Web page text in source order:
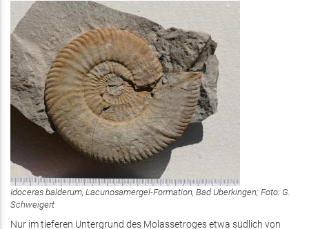
Idoceras balderum, Lacunosamergel-Formation, Bad Überkingen; Foto: G.
Schweigert
Nur im tieferen Untergrund des Molassetroges etwa südlich von